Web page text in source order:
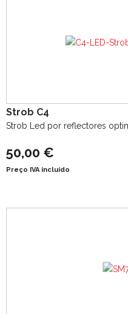
Strob C4
Strob Led por reflectores
50,00 €
Preço IVA incluído